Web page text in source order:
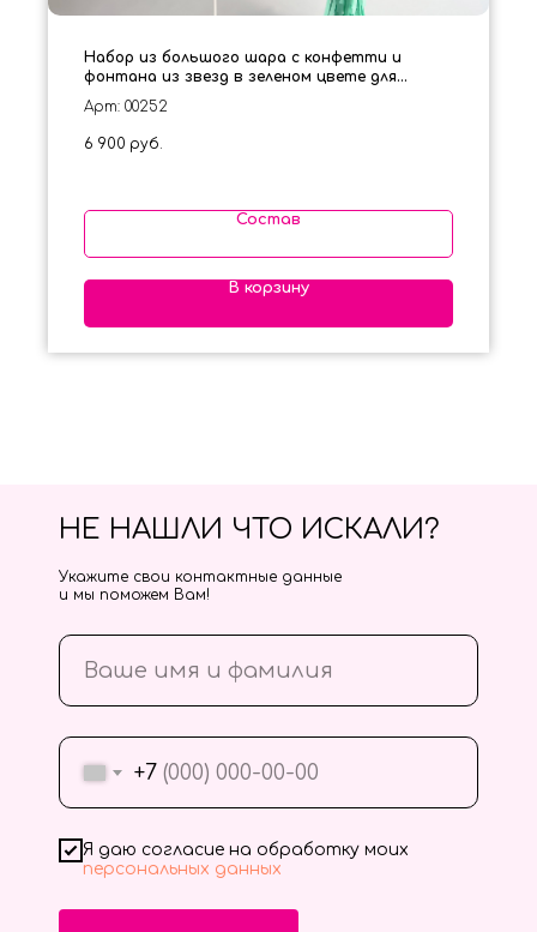
Набор из большого шара с конфетти и
фонтана из звезд в зеленом цвете для
Арт: 00252
6 900 руб.
Состав
В корзину
+7
Я даю согласие на обработку моих
персональных данных
НЕ НАШЛИ ЧТО ИСКАЛИ?
Укажите свои контактные данные
и мы поможем Вам!